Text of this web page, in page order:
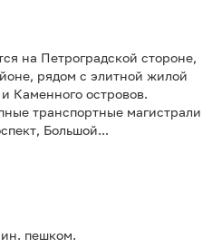
на Петроградской стороне,
рядом с элитной жилой
Каменного островов.
транспортные магистрали
Большой...
пешком.